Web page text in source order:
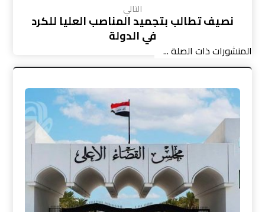
التالي
نصيف تطالب بتجميد المناصب العليا للكرد
في الدولة
المنشورات ذات الصلة ...